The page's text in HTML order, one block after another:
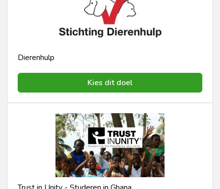
Dierenhulp
Kies dit doel